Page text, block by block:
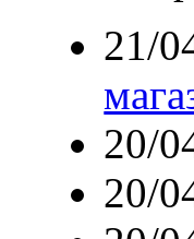
21/
20/
20/